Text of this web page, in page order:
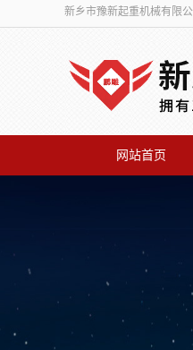
新乡市豫新起重机械有限
网站首页